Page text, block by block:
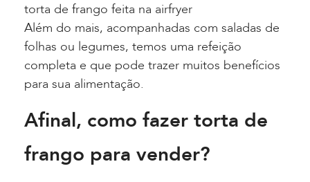
torta de frango feita na airfryer
Além do mais, acompanhadas com saladas de
folhas ou legumes, temos uma refeição
completa e que pode trazer muitos benefícios
para sua alimentação.
Afinal, como fazer torta de
frango para vender?